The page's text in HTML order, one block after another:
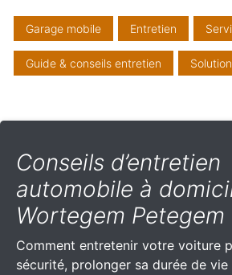
Garage mobile Entretien
Guide & conseils entretien
Conseils d’entretien
automobile à
Wortegem Petegem
Comment entretenir votre voiture
sécurité, prolonger sa durée de